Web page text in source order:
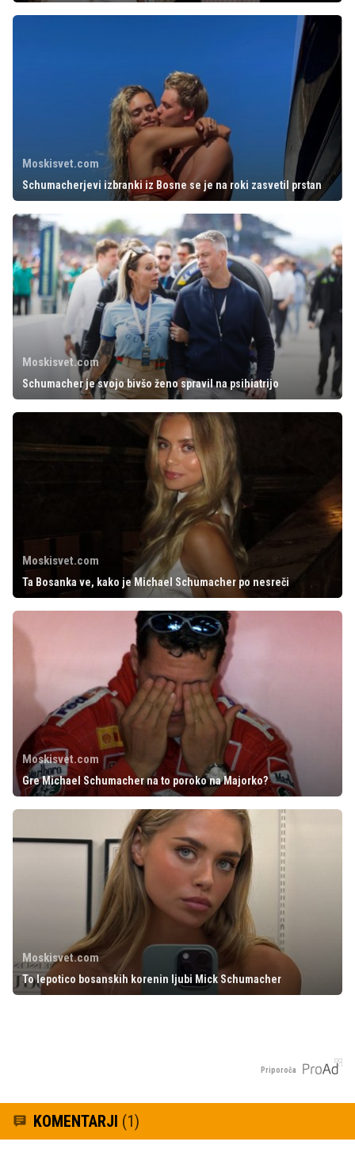
Moskisvet.com
Schumacherjevi izbranki iz Bosne se je na roki zasvetil prstan
Moskisvet.com
Schumacher je svojo bivšo ženo spravil na psihiatrijo
Moskisvet.com
Ta Bosanka ve, kako je Michael Schumacher po nesreči
Moskisvet.com
Gre Michael Schumacher na to poroko na Majorko?
Moskisvet.com
To lepotico bosanskih korenin ljubi Mick Schumacher
Priporoča
KOMENTARJI (1)